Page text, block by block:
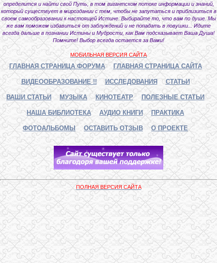
определится и найти свой Путь, в том гигантском потоке информации и знаний,
который существует в мироздании с тем, чтобы не запутаться и приблизиться в
своем самообразовании к настоящей Истине. Выбирайте то, что вам по душе. Мы
же вам поможем избавиться от заблуждений и не попадать в ловушки... Идите
всегда дальше в познании Истины и Мудрости, как Вам подсказывает Ваша Душа!
Помните! Выбор всегда остается за Вами!
МОБИЛЬНАЯ ВЕРСИЯ САЙТА
ГЛАВНАЯ СТРАНИЦА ФОРУМА ГЛАВНАЯ СТРАНИЦА САЙТА
ВИДЕООБРАЗОВАНИЕ !! ИССЛЕДОВАНИЯ СТАТЬИ
ВАШИ СТАТЬИ МУЗЫКА КИНОТЕАТР ПОЛЕЗНЫЕ СТАТЬИ
НАША БИБЛИОТЕКА АУДИО КНИГИ ПРАКТИКА
ФОТОАЛЬБОМЫ ОСТАВИТЬ ОТЗЫВ О ПРОЕКТЕ
ПОЛНАЯ ВЕРСИЯ САЙТА